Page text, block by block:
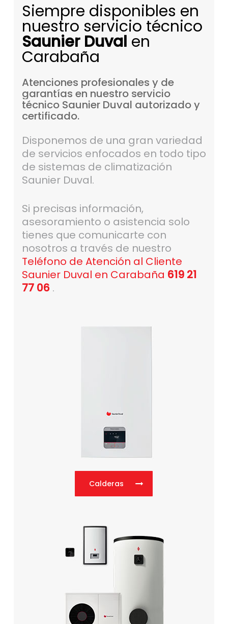
Siempre disponibles en
nuestro servicio técnico
Saunier Duval en
Carabaña
Atenciones profesionales y de
garantías en nuestro servicio
técnico Saunier Duval autorizadoy
certificado.
Disponemos de una gran variedad
de servicios enfocados en todo tipo
de sistemas de climatización
Saunier Duval.
Si precisas información,
asesoramiento o asistencia solo
tienes que comunicarte con
nosotros a través de nuestro
Teléfono de Atención al Cliente
Saunier Duval en Carabaña 619 21
77 06 .
Calderas